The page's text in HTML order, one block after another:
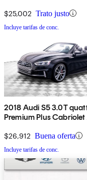
$25,002 Trato justo
Incluye tarifas de conc.
2018 Audi S5 3.0T
Premium Plus
$26,912 Buena oferta
Incluye tarifas de conc.